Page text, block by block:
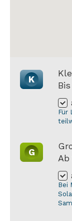
K
Für
G
Bei